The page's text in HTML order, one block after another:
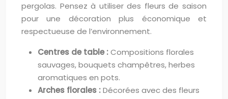
pergolas. Pensez à utiliser des fleurs de saison
pour une décoration plus économique et
respectueuse de l’environnement.
Centres de table :Compositions florales
sauvages, bouquets champêtres, herbes
aromatiques en pots.
Arches florales :Décorées avec des fleurs